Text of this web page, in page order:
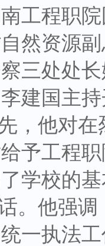
工程职
然资源
三处处
建国主
，他对
予工程
学校的
。他强
一执法